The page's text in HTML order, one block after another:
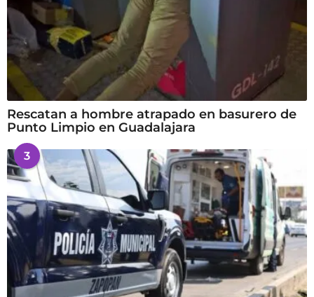
Rescatan a hombre atrapado en basurero de
Punto Limpio en Guadalajara
3